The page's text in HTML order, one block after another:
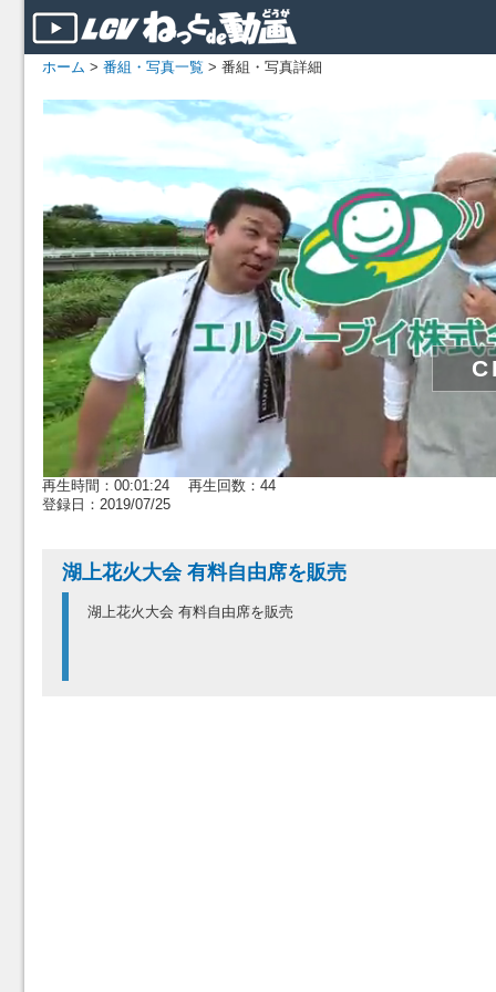
ホーム > 番組・写真一覧 > 番組・写真詳細
再生時間：00:01:24 再生回数：44
登録日：2019/07/25
湖上花火大会 有料自由席を販売
湖上花火大会 有料自由席を販売